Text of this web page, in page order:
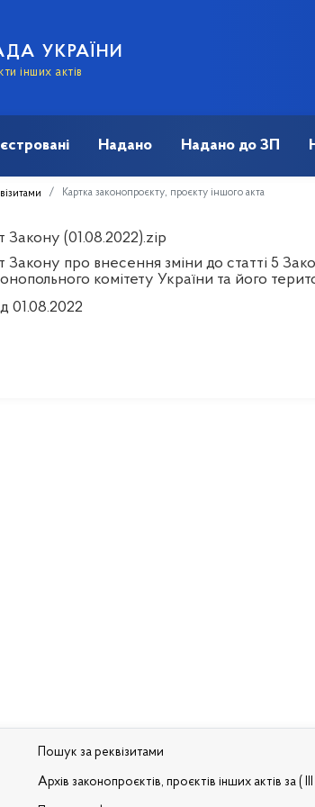
УКРАЇНИ
інших актів
Надано Надано до ЗП
Картка законопроєкту, проєкту іншого акта
Закону (01.08.2022).zip
Закону про внесення зміни до статті 5
комітету України та його
01.08.2022
Пошук за реквізитами
Архів законопроєктів, проєктів інших актів за (